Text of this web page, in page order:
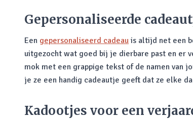
Gepersonaliseerde
Een gepersonaliseerd cadeau is altijd net een
uitgezocht wat goed bij je dierbare past en er
mok met een grappige tekst of de namen van
je ze een handig cadeautje geeft dat ze elke
Kadootjes voor een